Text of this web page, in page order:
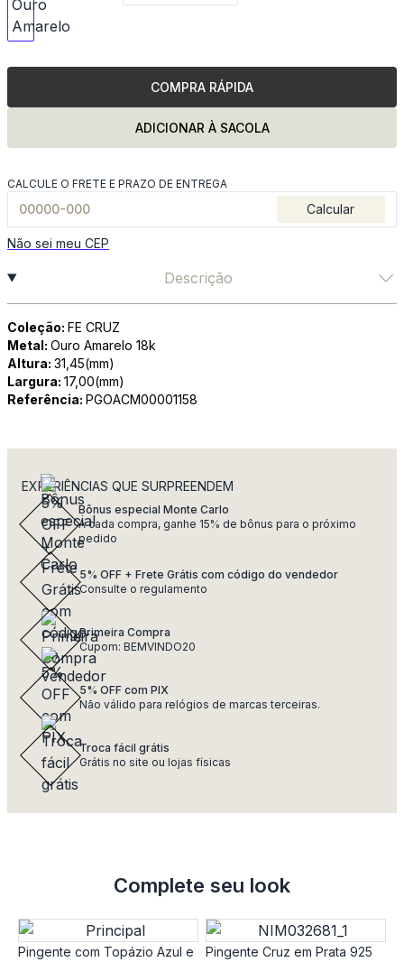
COMPRA RÁPIDA
ADICIONAR À SACOLA
CALCULE O FRETE E PRAZO DE ENTREGA
Calcular
Não sei meu CEP
Descrição
Coleção: FE CRUZ
Metal: Ouro Amarelo 18k
Altura: 31,45(mm)
Largura: 17,00(mm)
Referência: PGOACM00001158
EXPERIÊNCIAS QUE SURPREENDEM
Bônus especial Monte Carlo
A cada compra, ganhe 15% de bônus para o próximo
pedido
5% OFF + Frete Grátis com código do vendedor
Consulte o regulamento
Primeira Compra
Cupom: BEMVINDO20
5% OFF com PIX
Não válido para relógios de marcas terceiras.
Troca fácil grátis
Grátis no site ou lojas físicas
Complete seu look
Pingente com Topázio Azul e
Pingente Cruz em Prata 925